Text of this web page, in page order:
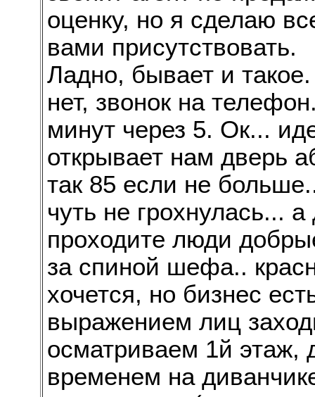
оценку, но я сделаю
вами присутствовать.
Ладно, бывает и
нет, звонок на
минут через 5. Ок...
открывает нам дверь
так 85 если не
чуть не грохнулась...
проходите люди
за спиной шефа..
хочется, но бизнес
выражением лиц
осматриваем 1й этаж,
временем на